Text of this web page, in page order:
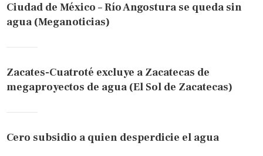
Ciudad de México – Río Angostura se queda sin
agua (Meganoticias)
Zacates-Cuatroté excluye a Zacatecas de
megaproyectos de agua (El Sol de Zacatecas)
Cero subsidio a quien desperdicie el agua